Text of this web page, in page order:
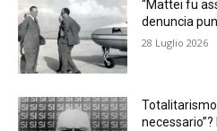
“Mattei fu
denuncia
28 Luglio 2026